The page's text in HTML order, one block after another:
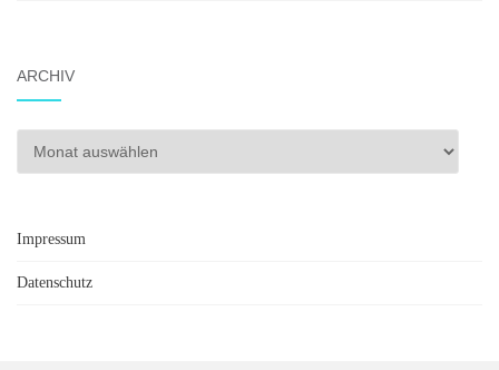
ARCHIV
Archiv
Impressum
Datenschutz